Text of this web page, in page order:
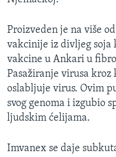
Proizveden je na više
vakcinije iz divljeg
vakcine u Ankari u
Pasažiranje virusa
oslabljuje virus. Ovim
svog genoma i izgubio
ljudskim ćelijama.
Imvanex se daje